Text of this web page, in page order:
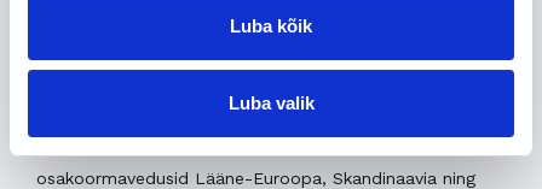
Luba kõik
Luba valik
Uusimad müügis olevad ettevõtted Eestis
osakoormavedusid Lääne-Euroopa, Skandinaavia ning